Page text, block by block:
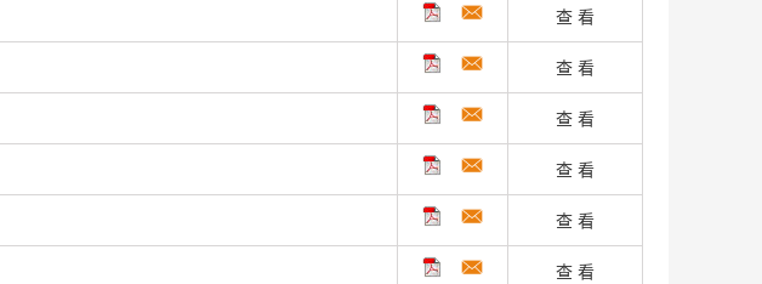
查 看
查 看
查 看
查 看
查 看
查 看